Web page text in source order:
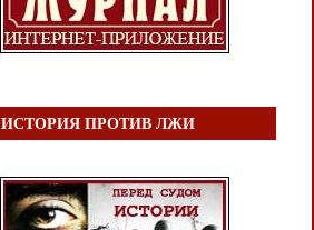
ИСТОРИЯ ПРОТИВ ЛЖИ